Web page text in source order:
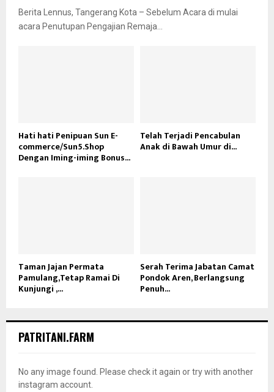
Berita Lennus, Tangerang Kota – Sebelum Acara di mulai
acara Penutupan Pengajian Remaja...
Hati hati Penipuan Sun E-
commerce/Sun5.Shop
Dengan Iming-iming Bonus...
Telah Terjadi Pencabulan
Anak di Bawah Umur di...
Taman Jajan Permata
Pamulang,Tetap Ramai Di
Kunjungi ,...
Serah Terima Jabatan Camat
Pondok Aren, Berlangsung
Penuh...
PATRITANI.FARM
No any image found. Please check it again or try with another
instagram account.